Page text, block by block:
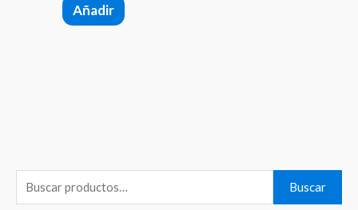
u
Buscar
Añadir